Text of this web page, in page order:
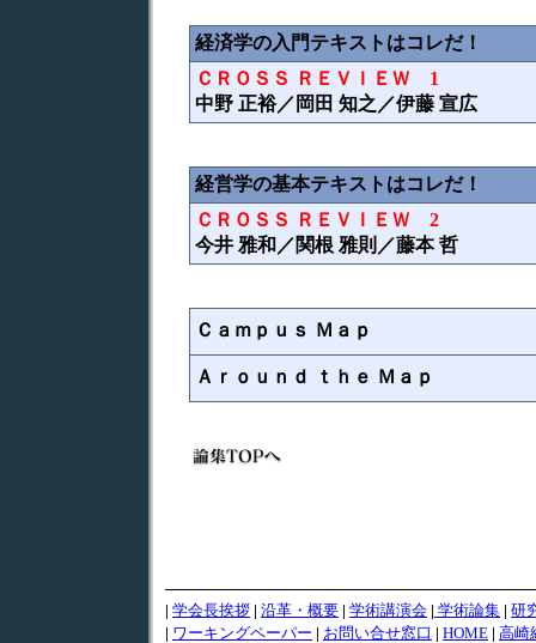
経済学の入門テキストはコレだ！
ＣＲＯＳＳ ＲＥＶＩＥＷ 1
中野 正裕／岡田 知之／伊藤 宣広
経営学の基本テキストはコレだ！
ＣＲＯＳＳ ＲＥＶＩＥＷ 2
今井 雅和／関根 雅則／藤本 哲
Ｃａｍｐｕｓ Ｍａｐ
Ａｒｏｕｎｄ ｔｈｅ Ｍａｐ
| 学会長挨拶 | 沿革・概要 | 学術講演会 | 学術論集 | 研
| ワーキングペーパー | お問い合せ窓口 | HOME | 高崎